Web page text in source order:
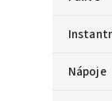
Nápoje